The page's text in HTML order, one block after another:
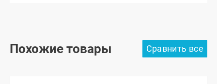
Похожие товары